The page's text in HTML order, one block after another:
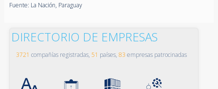
Fuente: La Nación, Paraguay
DIRECTORIO DE EMPRESAS
3721 compañías registradas, 51 países, 83 empresas patrocinadas